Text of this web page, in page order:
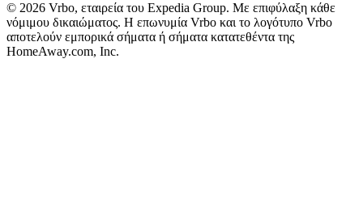
© 2026 Vrbo, εταιρεία του Expedia Group. Με επιφύλαξη κάθε
νόμιμου δικαιώματος. Η επωνυμία Vrbo και το λογότυπο Vrbo
αποτελούν εμπορικά σήματα ή σήματα κατατεθέντα της
HomeAway.com, Inc.